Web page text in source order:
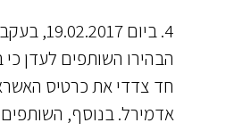
4.
הבהירו השותפים לעדן כי
חד צדדי את כרטיס
אדמירל. בנוסף, השותפים